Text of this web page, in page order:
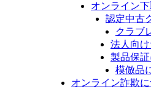
オンライン
認定中古
クラブ
法人向
製品保
模倣品
オンライン詐欺